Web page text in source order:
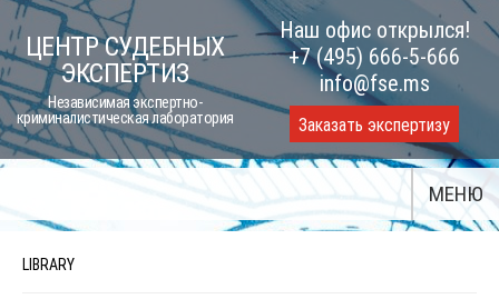
Skip
to
content
ЦЕНТР СУДЕБНЫХ
ЭКСПЕРТИЗ
Независимая экспертно-
криминалистическая лаборатория
Наш офис открылся!
+7 (495) 666-5-666
info@fse.ms
Заказать экспертизу
МЕНЮ
LIBRARY